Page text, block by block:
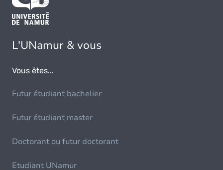
L'UNamur & vous
Vous êtes...
Futur étudiant bachelier
Futur étudiant master
Doctorant ou futur doctorant
Etudiant UNamur